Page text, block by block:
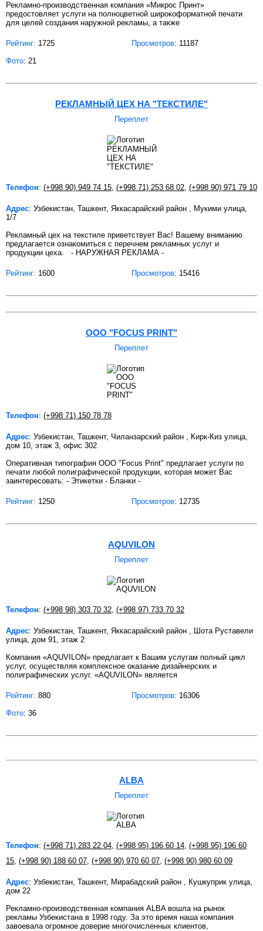
Рекламно-производственная компания «Микрос Принт»
предостовляет услуги на полноцветной широкоформатной печати
для целей создания наружной рекламы, а также
Рейтинг: 1725 Просмотров: 11187
Фото: 21
РЕКЛАМНЫЙ ЦЕХ НА "ТЕКСТИЛЕ"
Переплет
Телефон: (+998 90) 949 74 15, (+998 71) 253 68 02, (+998 90) 971 79 10
Адрес: Узбекистан, Ташкент, Яккасарайский район , Мукими улица,
1/7
Рекламный цех на текстиле приветствует Вас! Вашему вниманию
предлагается ознакомиться с перечнем рекламных услуг и
продукции цеха. - НАРУЖНАЯ РЕКЛАМА -
Рейтинг: 1600 Просмотров: 15416
OOO "FOCUS PRINT"
Переплет
Телефон: (+998 71) 150 78 78
Адрес: Узбекистан, Ташкент, Чиланзарский район , Кирк-Киз улица,
дом 10, этаж 3, офис 302
Оперативная типография OOO "Focus Print" предлагает услуги по
печати любой полиграфической продукции, которая может Вас
заинтересовать: - Этикетки - Бланки -
Рейтинг: 1250 Просмотров: 12735
AQUVILON
Переплет
Телефон: (+998 98) 303 70 32 (+998 97) 733 70 32
Адрес: Узбекистан, Ташкент, Яккасарайский район , Шота Руставели
улица, дом 91, этаж 2
Компания «AQUVILON» предлагает к Вашим услугам полный цикл
услуг, осуществляя комплексное оказание дизайнерских и
полиграфических услуг. «AQUVILON» является
Рейтинг: 880 Просмотров: 16306
Фото: 36
ALBA
Переплет
Телефон: (+998 71) 283 22 04 (+998 95) 196 60 14 (+998 95) 196 60
15 (+998 90) 188 60 07 (+998 90) 970 60 07 (+998 90) 980 60 09
Адрес: Узбекистан, Ташкент, Мирабадский район , Кушкуприк улица,
дом 22
Рекламно-производственная компания ALBA вошла на рынок
рекламы Узбекистана в 1998 году. За это время наша компания
завоевала огромное доверие многочисленных клиентов,